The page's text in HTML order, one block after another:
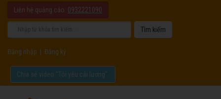
Liên hệ quảng cáo: 0932221090
Đăng nhập Đăng ký
Chia sẻ video "Tôi yêu cải lương".